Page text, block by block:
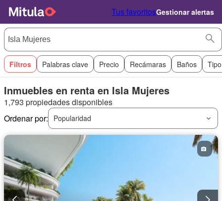
Tus favoritosGestionar alertas
Filtros Palabras clave Precio Recámaras Baños
Inmuebles en renta en Isla Mujeres
1,793 propiedades disponibles
Ordenar por:
Popularidad